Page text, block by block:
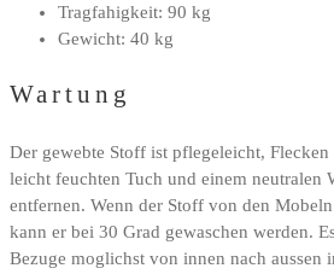
Tragfahigkeit: 90 kg
Gewicht: 40 kg
Wartung
Der gewebte Stoff ist pflegeleicht, Flecken
leicht feuchten Tuch und einem neutralen
entfernen. Wenn der Stoff von den
kann er bei 30 Grad gewaschen werden.
Bezuge moglichst von innen nach aussen